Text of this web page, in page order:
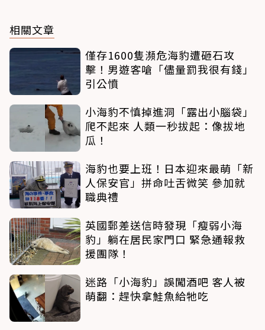
相關文章
僅存1600隻瀕危海豹遭砸石攻
擊！男遊客嗆「儘量罰我很有錢」
引公憤
小海豹不慎掉進洞「露出小腦袋」
爬不起來 人類一秒拔起：像拔地
瓜！
海豹也要上班！日本迎來最萌「新
人保安官」拼命吐舌微笑 參加就
職典禮
英國郵差送信時發現「瘦弱小海
豹」躺在居民家門口 緊急通報救
援團隊！
迷路「小海豹」誤闖酒吧 客人被
萌翻：趕快拿鮭魚給牠吃